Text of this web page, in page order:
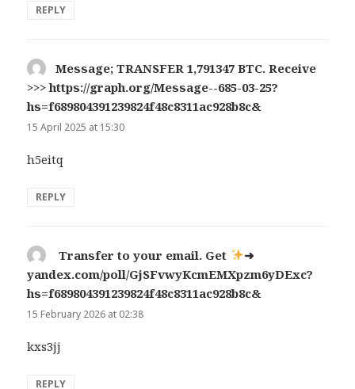
REPLY
Message; TRANSFER 1,791347 BTC. Receive
>>> https://graph.org/Message--685-03-25?
hs=f689804391239824f48c8311ac928b8c&
15 April 2025 at 15:30
h5eitq
REPLY
Transfer to your email. Get
➜
yandex.com/poll/GjSFvwyKcmEMXpzm6yDExc?
hs=f689804391239824f48c8311ac928b8c&
15 February 2026 at 02:38
kxs3jj
REPLY